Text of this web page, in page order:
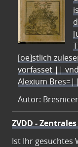
[oe]stlich
vorfasset ||
Alexium
Autor:
ZVDD -
Ist Ihr gesuchtes